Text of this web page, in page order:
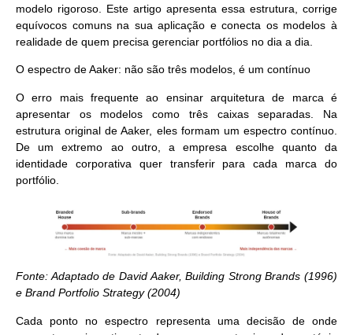
modelo rigoroso. Este artigo apresenta essa estrutura, corrige
equívocos comuns na sua aplicação e conecta os modelos à
realidade de quem precisa gerenciar portfólios no dia a dia.
O espectro de Aaker: não são três modelos, é um contínuo
O erro mais frequente ao ensinar arquitetura de marca é
apresentar os modelos como três caixas separadas. Na
estrutura original de Aaker, eles formam um espectro contínuo.
De um extremo ao outro, a empresa escolhe quanto da
identidade corporativa quer transferir para cada marca do
portfólio.
Fonte: Adaptado de David Aaker, Building Strong Brands (1996)
e Brand Portfolio Strategy (2004)
Cada ponto no espectro representa uma decisão de onde